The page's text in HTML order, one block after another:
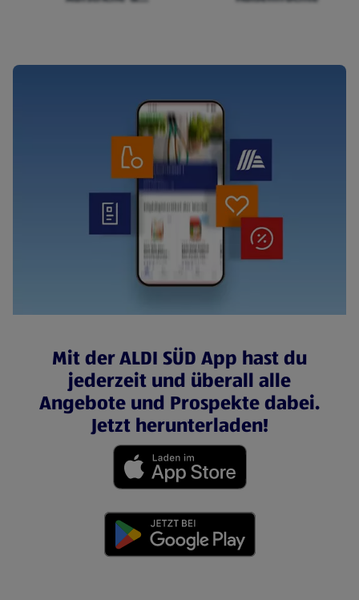
Mit der ALDI SÜD App hast du
jederzeit und überall alle
Angebote und Prospekte dabei.
Jetzt herunterladen!